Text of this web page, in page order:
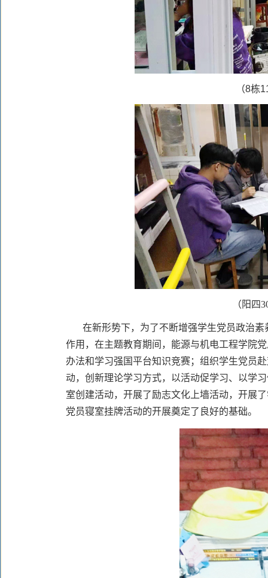
（8栋
（阳四
在新形势下，为了不断增强学生党员政治
作用，在主题教育期间，能源与机电工程学院
办法和学习强国平台知识竞赛；组织学生党员
动，创新理论学习方式，以活动促学习、以学
室创建活动，开展了励志文化上墙活动，开展
党员寝室挂牌活动的开展奠定了良好的基础。